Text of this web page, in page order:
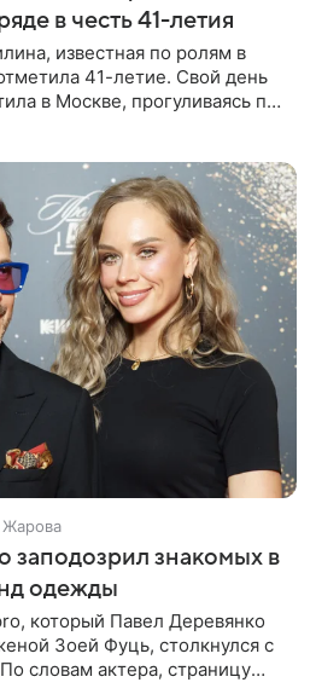
в честь 41-летия
известная по ролям в
41-летие. Свой день
в Москве, прогуливаясь по
заподозрил знакомых в
одежды
который Павел Деревянко
Зоей Фуць, столкнулся с
словам актера, страницу